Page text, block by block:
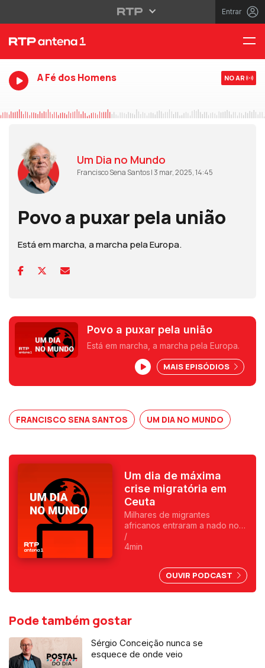
Entrar
A Fé dos Homens NO AR
Um Dia no Mundo
Francisco Sena Santos | 3 mar, 2025, 14:45
Povo a puxar pela união
Está em marcha, a marcha pela Europa.
Povo a puxar pela união
Está em marcha, a marcha pela Europa.
MAIS EPISÓDIOS
FRANCISCO SENA SANTOS UM DIA NO MUNDO
Um dia de máxima
crise migratória em
Ceuta
Milhares de migrantes
africanos entraram a nado no
enclave espanhol. Fica
exposta uma chantagem
Ocidental. Uma crónica de
Francisco Sena Santos.
/
4min
OUVIR PODCAST
Pode também gostar
Sérgio Conceição nunca se
esquece de onde veio